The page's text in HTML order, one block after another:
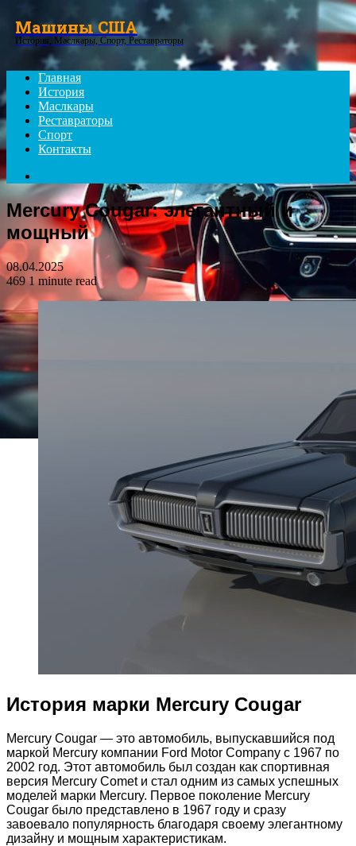
Машины США
История, Маслкары, Спорт, Реставраторы
Главная
История
Маслкары
Реставраторы
Спорт
Контакты
for
Mercury Cougar: элегантный и
мощный
08.04.2025
469 1 minute read
История марки Mercury Cougar
Mercury Cougar — это автомобиль, выпускавшийся под
маркой Mercury компании Ford Motor Company с 1967 по
2002 год. Этот автомобиль был создан как спортивная
версия Mercury Comet и стал одним из самых успешных
моделей марки Mercury. Первое поколение Mercury
Cougar было представлено в 1967 году и сразу
завоевало популярность благодаря своему элегантному
дизайну и мощным характеристикам.